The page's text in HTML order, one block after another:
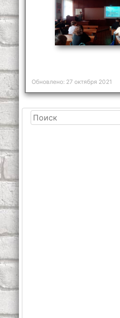
Обновлено: 27 октября 2021